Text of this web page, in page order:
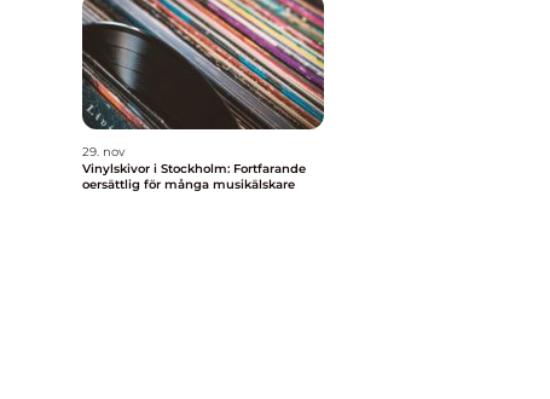
29. nov
Vinylskivor i Stockholm: Fortfarande
oersättlig för många musikälskare